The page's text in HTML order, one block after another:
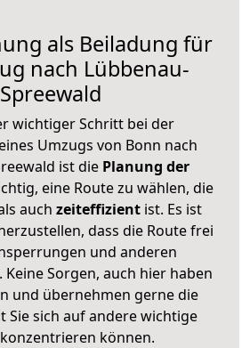
als Beiladung für
nach Lübbenau-
Spreewald
wichtiger Schritt bei der
Umzugs von Bonn nach
ist die Planung der
eine Route zu wählen, die
auch zeiteffizientist. Es ist
dass die Route frei
und anderen
Sorgen, auch hier haben
und übernehmen gerne die
Sie sich auf andere wichtige
können.